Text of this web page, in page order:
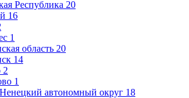
Республика 20
16
1
область 20
14
2
1
автономный округ 18